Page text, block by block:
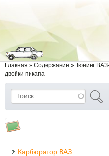
Вы здесь
Главная » Содержание »
Тюнинг
двойки пикапа
Форма поиска
Поиск
Карбюратор ВАЗ